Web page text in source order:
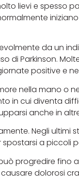
lievi e spesso
da un
di Parkinson.
positive e
nella mano o
in cui diventa
anche in
Negli ultimi
a piccoli
progredire
dolorosi